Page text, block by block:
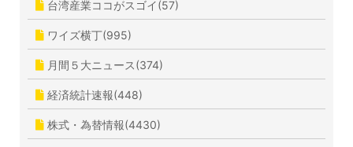
台湾産業ココがスゴイ(57)
ワイズ横丁(995)
月間５大ニュース(374)
経済統計速報(448)
株式・為替情報(4430)